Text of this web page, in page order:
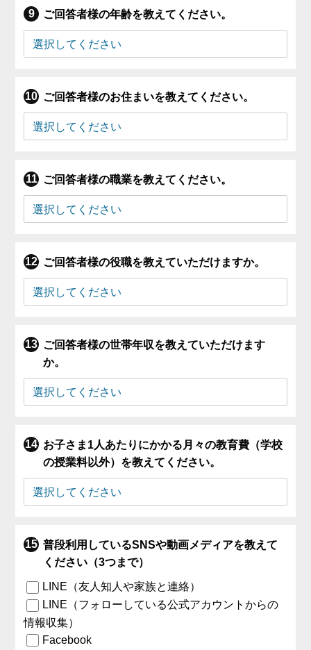
ご回答者様の年齢を教えてください。
ご回答者様のお住まいを教えてください。
ご回答者様の職業を教えてください。
ご回答者様の役職を教えていただけますか。
ご回答者様の世帯年収を教えていただけます
か。
お子さま1人あたりにかかる月々の教育費（学校
の授業料以外）を教えてください。
普段利用しているSNSや動画メディアを教えて
ください（3つまで）
LINE（友人知人や家族と連絡）
LINE（フォローしている公式アカウントからの
情報収集）
Facebook